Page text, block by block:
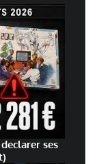
et si oui via
mail ou sms
envoyée
?
voir dans votre
l’image,
ses